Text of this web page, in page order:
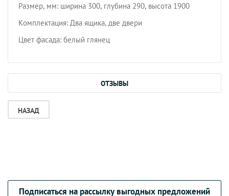
Размер, мм: ширина 300, глубина 290, высота 1900
Комплектация: Два ящика, две двери
Цвет фасада: белый глянец
ОТЗЫВЫ
НАЗАД
Подписаться на рассылку выгодных предложений